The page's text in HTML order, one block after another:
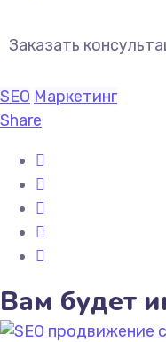
Заказать
SEO Маркетинг
Share
Вам будет